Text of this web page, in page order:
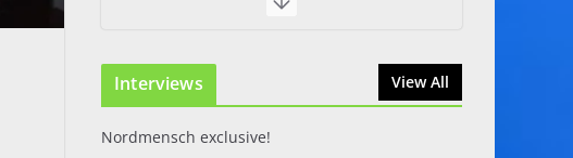
Interviews View All
Nordmensch exclusive!